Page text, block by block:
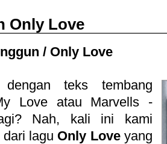
Only Love
/ Only Love
teks tembang
Love atau Marvells -
? Nah, kali ini kami
lagu Only Loveyang